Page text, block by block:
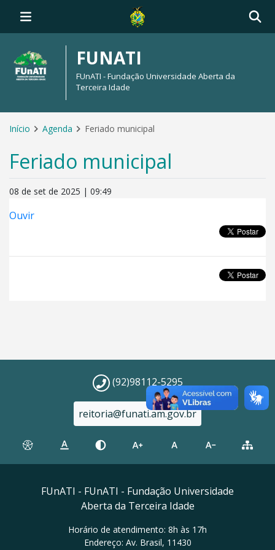
FUNATI
FUnATI - Fundação Universidade Aberta da
Terceira Idade
Início Agenda Feriado municipal
Feriado municipal
08 de set de 2025 | 09:49
Ouvir
(92)98112-5295
reitoria@funati.am.gov.br
FUnATI - FUnATI - Fundação Universidade
Aberta da Terceira Idade
Horário de atendimento: 8h às 17h
Endereço: Av. Brasil, 11430